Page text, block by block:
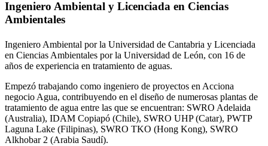
Ingeniero Ambiental y Licenciada en Ciencias
Ambientales
Ingeniero Ambiental por la Universidad de Cantabria y Licenciada
en Ciencias Ambientales por la Universidad de León, con 16 de
años de experiencia en tratamiento de aguas.
Empezó trabajando como ingeniero de proyectos en Acciona
negocio Agua, contribuyendo en el diseño de numerosas plantas de
tratamiento de agua entre las que se encuentran: SWRO Adelaida
(Australia), IDAM Copiapó (Chile), SWRO UHP (Catar), PWTP
Laguna Lake (Filipinas), SWRO TKO (Hong Kong), SWRO
Alkhobar 2 (Arabia Saudí).